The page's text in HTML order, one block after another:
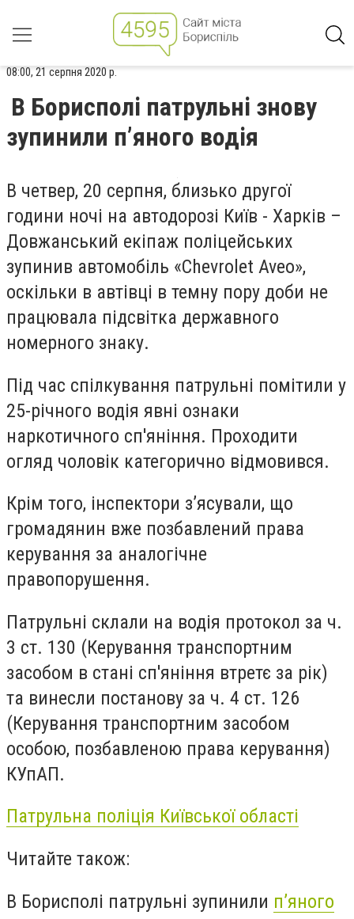
08:00, 21 серпня 2020 р.
В Борисполі патрульні знову
зупинили п’яного водія
В четвер, 20 серпня, близько другої
години ночі на автодорозі Київ - Харків –
Довжанський екіпаж поліцейських
зупинив автомобіль «Chevrolet Aveo»,
оскільки в автівці в темну пору доби не
працювала підсвітка державного
номерного знаку.
Під час спілкування патрульні помітили у
25-річного водія явні ознаки
наркотичного сп'яніння. Проходити
огляд чоловік категорично відмовився.
Крім того, інспектори з’ясували, що
громадянин вже позбавлений права
керування за аналогічне
правопорушення.
Патрульні склали на водія протокол за ч.
3 ст. 130 (Керування транспортним
засобом в стані сп'яніння втретє за рік)
та винесли постанову за ч. 4 ст. 126
(Керування транспортним засобом
особою, позбавленою права керування)
КУпАП.
Патрульна поліція Київської області
Читайте також:
В Борисполі патрульні зупинили п’яного